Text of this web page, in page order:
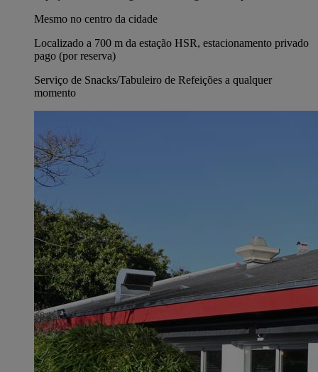
Mesmo no centro da cidade
Localizado a 700 m da estação HSR, estacionamento privado
pago (por reserva)
Serviço de Snacks/Tabuleiro de Refeições a qualquer
momento